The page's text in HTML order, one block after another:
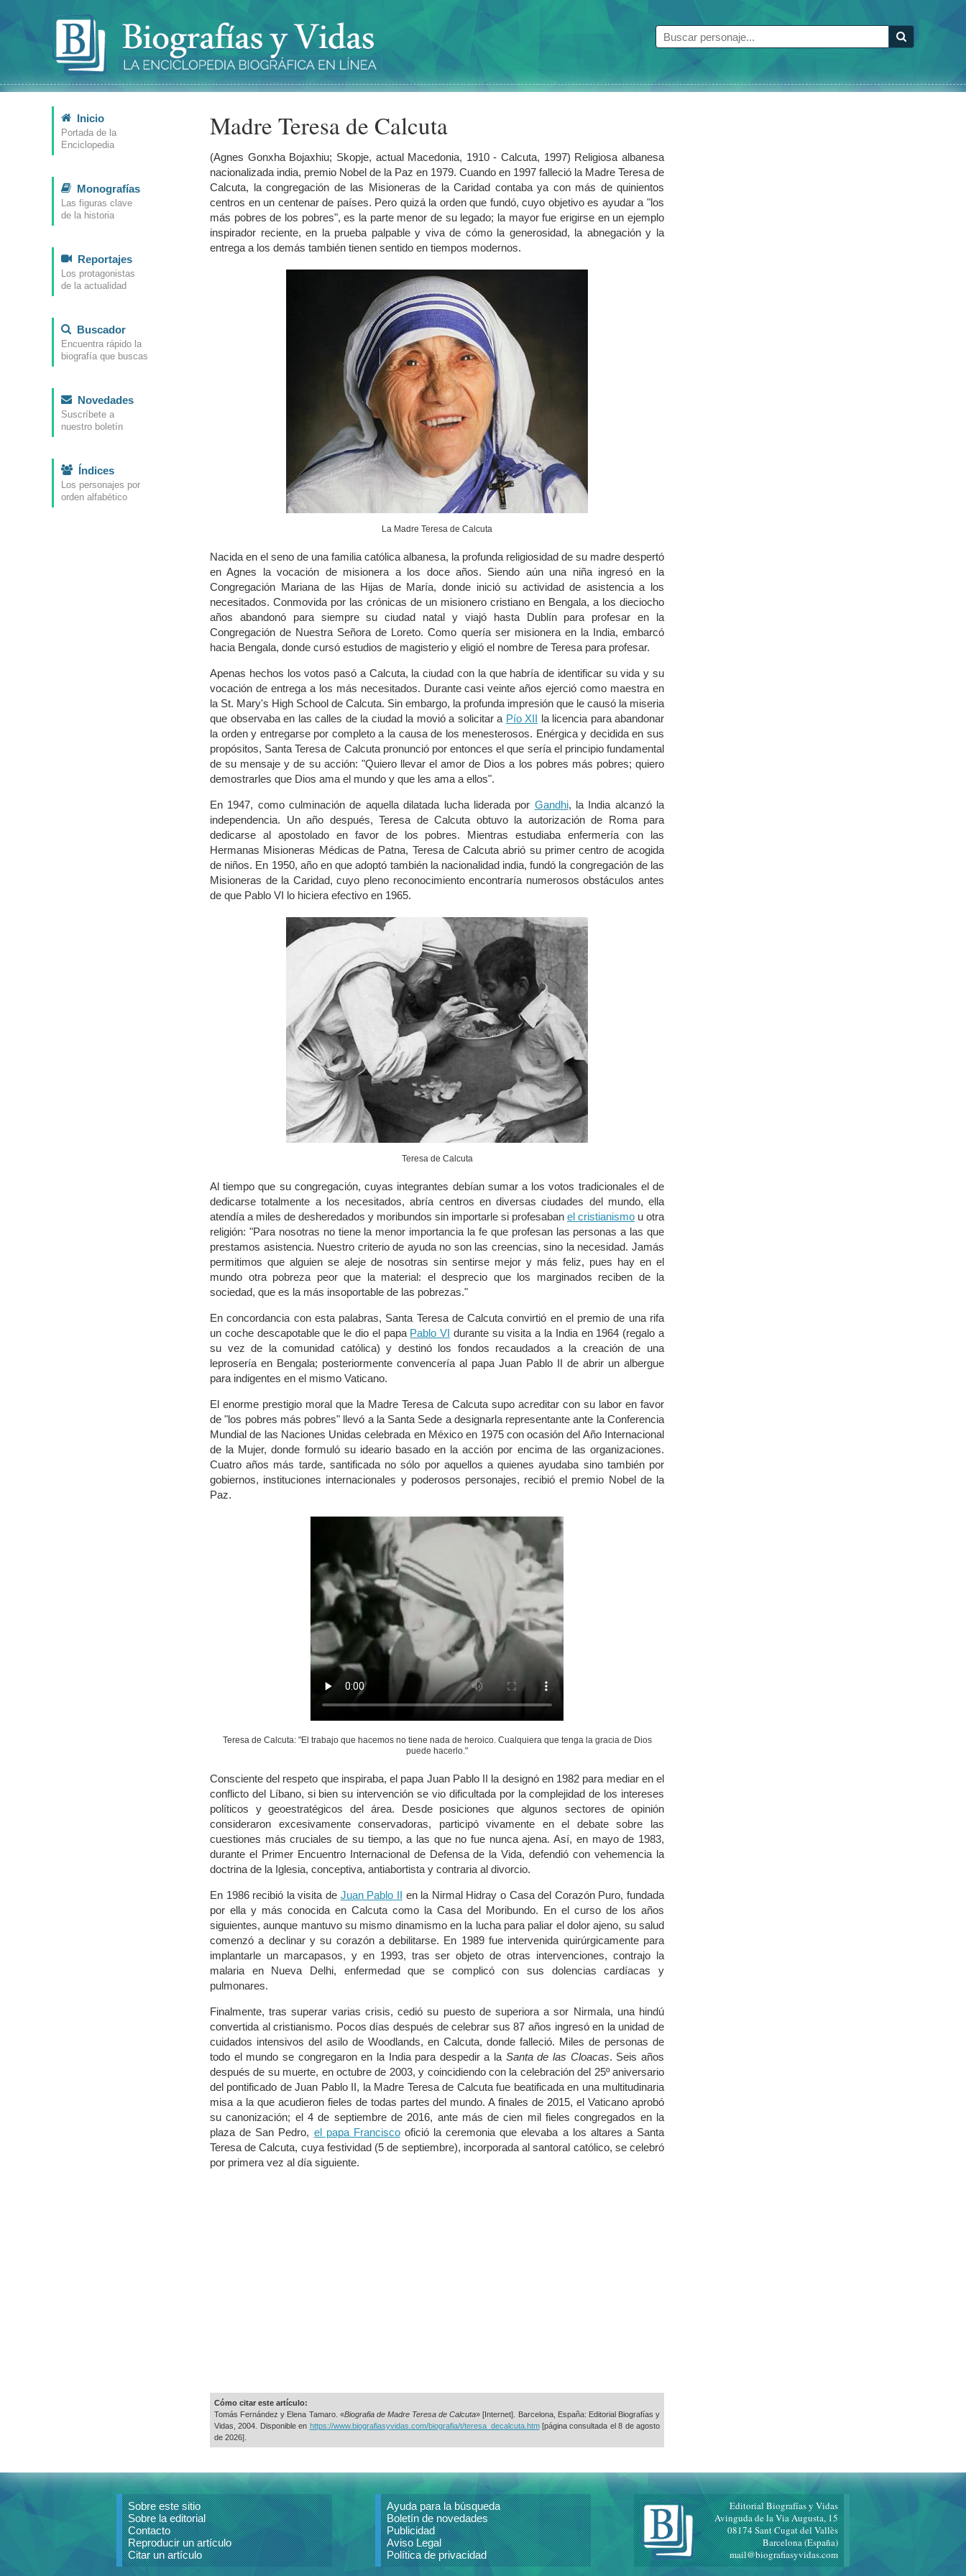
Inicio
Portada de la
Enciclopedia
Monografías
Las figuras clave
de la historia
Reportajes
Los protagonistas
de la actualidad
Buscador
Encuentra rápido la
biografía que buscas
Novedades
Suscríbete a
nuestro boletín
Índices
Los personajes por
orden alfabético
Madre Teresa de Calcuta
(Agnes Gonxha Bojaxhiu; Skopje, actual Macedonia, 1910 - Calcuta, 1997) Religiosa albanesa
nacionalizada india, premio Nobel de la Paz en 1979. Cuando en 1997 falleció la Madre Teresa de
Calcuta, la congregación de las Misioneras de la Caridad contaba ya con más de quinientos
centros en un centenar de países. Pero quizá la orden que fundó, cuyo objetivo es ayudar a "los
más pobres de los pobres", es la parte menor de su legado; la mayor fue erigirse en un ejemplo
inspirador reciente, en la prueba palpable y viva de cómo la generosidad, la abnegación y la
entrega a los demás también tienen sentido en tiempos modernos.
La Madre Teresa de Calcuta
Nacida en el seno de una familia católica albanesa, la profunda religiosidad de su madre despertó
en Agnes la vocación de misionera a los doce años. Siendo aún una niña ingresó en la
Congregación Mariana de las Hijas de María, donde inició su actividad de asistencia a los
necesitados. Conmovida por las crónicas de un misionero cristiano en Bengala, a los dieciocho
años abandonó para siempre su ciudad natal y viajó hasta Dublín para profesar en la
Congregación de Nuestra Señora de Loreto. Como quería ser misionera en la India, embarcó
hacia Bengala, donde cursó estudios de magisterio y eligió el nombre de Teresa para profesar.
Apenas hechos los votos pasó a Calcuta, la ciudad con la que habría de identificar su vida y su
vocación de entrega a los más necesitados. Durante casi veinte años ejerció como maestra en
la St. Mary's High School de Calcuta. Sin embargo, la profunda impresión que le causó la miseria
que observaba en las calles de la ciudad la movió a solicitar a Pío XII la licencia para abandonar
la orden y entregarse por completo a la causa de los menesterosos. Enérgica y decidida en sus
propósitos, Santa Teresa de Calcuta pronunció por entonces el que sería el principio fundamental
de su mensaje y de su acción: "Quiero llevar el amor de Dios a los pobres más pobres; quiero
demostrarles que Dios ama el mundo y que les ama a ellos".
En 1947, como culminación de aquella dilatada lucha liderada por Gandhi, la India alcanzó la
independencia. Un año después, Teresa de Calcuta obtuvo la autorización de Roma para
dedicarse al apostolado en favor de los pobres. Mientras estudiaba enfermería con las
Hermanas Misioneras Médicas de Patna, Teresa de Calcuta abrió su primer centro de acogida
de niños. En 1950, año en que adoptó también la nacionalidad india, fundó la congregación de las
Misioneras de la Caridad, cuyo pleno reconocimiento encontraría numerosos obstáculos antes
de que Pablo VI lo hiciera efectivo en 1965.
Teresa de Calcuta
Al tiempo que su congregación, cuyas integrantes debían sumar a los votos tradicionales el de
dedicarse totalmente a los necesitados, abría centros en diversas ciudades del mundo, ella
atendía a miles de desheredados y moribundos sin importarle si profesaban el cristianismo u otra
religión: "Para nosotras no tiene la menor importancia la fe que profesan las personas a las que
prestamos asistencia. Nuestro criterio de ayuda no son las creencias, sino la necesidad. Jamás
permitimos que alguien se aleje de nosotras sin sentirse mejor y más feliz, pues hay en el
mundo otra pobreza peor que la material: el desprecio que los marginados reciben de la
sociedad, que es la más insoportable de las pobrezas."
En concordancia con esta palabras, Santa Teresa de Calcuta convirtió en el premio de una rifa
un coche descapotable que le dio el papa Pablo VI durante su visita a la India en 1964 (regalo a
su vez de la comunidad católica) y destinó los fondos recaudados a la creación de una
leprosería en Bengala; posteriormente convencería al papa Juan Pablo II de abrir un albergue
para indigentes en el mismo Vaticano.
El enorme prestigio moral que la Madre Teresa de Calcuta supo acreditar con su labor en favor
de "los pobres más pobres" llevó a la Santa Sede a designarla representante ante la Conferencia
Mundial de las Naciones Unidas celebrada en México en 1975 con ocasión del Año Internacional
de la Mujer, donde formuló su ideario basado en la acción por encima de las organizaciones.
Cuatro años más tarde, santificada no sólo por aquellos a quienes ayudaba sino también por
gobiernos, instituciones internacionales y poderosos personajes, recibió el premio Nobel de la
Paz.
Teresa de Calcuta: "El trabajo que hacemos no tiene nada de heroico. Cualquiera que tenga la gracia de Dios
puede hacerlo."
Consciente del respeto que inspiraba, el papa Juan Pablo II la designó en 1982 para mediar en el
conflicto del Líbano, si bien su intervención se vio dificultada por la complejidad de los intereses
políticos y geoestratégicos del área. Desde posiciones que algunos sectores de opinión
consideraron excesivamente conservadoras, participó vivamente en el debate sobre las
cuestiones más cruciales de su tiempo, a las que no fue nunca ajena. Así, en mayo de 1983,
durante el Primer Encuentro Internacional de Defensa de la Vida, defendió con vehemencia la
doctrina de la Iglesia, conceptiva, antiabortista y contraria al divorcio.
En 1986 recibió la visita de Juan Pablo II en la Nirmal Hidray o Casa del Corazón Puro, fundada
por ella y más conocida en Calcuta como la Casa del Moribundo. En el curso de los años
siguientes, aunque mantuvo su mismo dinamismo en la lucha para paliar el dolor ajeno, su salud
comenzó a declinar y su corazón a debilitarse. En 1989 fue intervenida quirúrgicamente para
implantarle un marcapasos, y en 1993, tras ser objeto de otras intervenciones, contrajo la
malaria en Nueva Delhi, enfermedad que se complicó con sus dolencias cardíacas y
pulmonares.
Finalmente, tras superar varias crisis, cedió su puesto de superiora a sor Nirmala, una hindú
convertida al cristianismo. Pocos días después de celebrar sus 87 años ingresó en la unidad de
cuidados intensivos del asilo de Woodlands, en Calcuta, donde falleció. Miles de personas de
todo el mundo se congregaron en la India para despedir a la Santa de las Cloacas. Seis años
después de su muerte, en octubre de 2003, y coincidiendo con la celebración del 25º aniversario
del pontificado de Juan Pablo II, la Madre Teresa de Calcuta fue beatificada en una multitudinaria
misa a la que acudieron fieles de todas partes del mundo. A finales de 2015, el Vaticano aprobó
su canonización; el 4 de septiembre de 2016, ante más de cien mil fieles congregados en la
plaza de San Pedro, el papa Franciscoofició la ceremonia que elevaba a los altares a Santa
Teresa de Calcuta, cuya festividad (5 de septiembre), incorporada al santoral católico, se celebró
por primera vez al día siguiente.
Cómo citar este artículo:
Tomás Fernández y Elena Tamaro. «Biografia de Madre Teresa de Calcuta» [Internet]. Barcelona, España: Editorial Biografías y
Vidas, 2004. Disponible en https://www.biografiasyvidas.com/biografia/t/teresa_decalcuta.htm [página consultada el8 de agosto
de 2026].
Sobre este sitio
Sobre la editorial
Contacto
Reproducir un artículo
Citar un artículo
Ayuda para la búsqueda
Boletín de novedades
Publicidad
Aviso Legal
Política de privacidad
Editorial Biografías y Vidas
Avinguda de la Via Augusta, 15
08174 Sant Cugat del Vallès
Barcelona (España)
mail@biografiasyvidas.com